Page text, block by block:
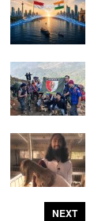
NEXT